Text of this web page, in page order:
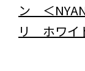
ン ＜
リ ホワイ